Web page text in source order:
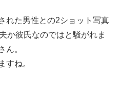
れた男性との2ショット写真
か彼氏なのではと騒がれま
ん。
すね。